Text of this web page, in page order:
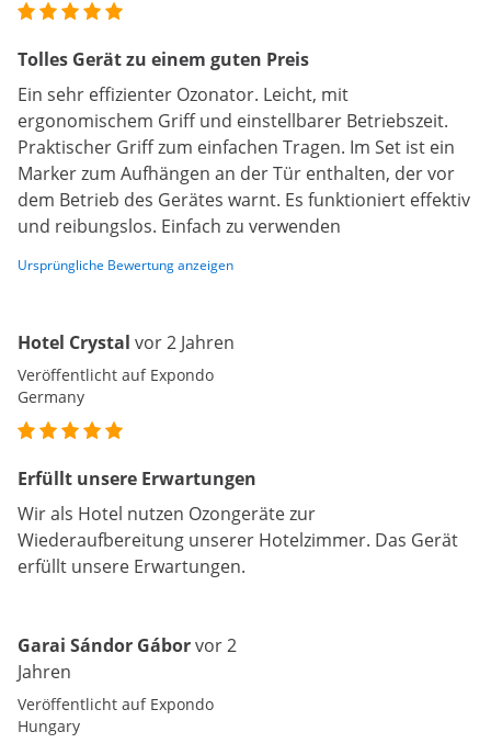
Tolles Gerät zu einem guten Preis
Ein sehr effizienter Ozonator. Leicht, mit
ergonomischem Griff und einstellbarer Betriebszeit.
Praktischer Griff zum einfachen Tragen. Im Set ist ein
Marker zum Aufhängen an der Tür enthalten, der vor
dem Betrieb des Gerätes warnt. Es funktioniert effektiv
und reibungslos. Einfach zu verwenden
Ursprüngliche Bewertung anzeigen
Hotel Crystal vor 2 Jahren
Veröffentlicht auf Expondo
Germany
Erfüllt unsere Erwartungen
Wir als Hotel nutzen Ozongeräte zur
Wiederaufbereitung unserer Hotelzimmer. Das Gerät
erfüllt unsere Erwartungen.
Garai Sándor Gáborvor 2
Jahren
Veröffentlicht auf Expondo
Hungary